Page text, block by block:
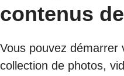
contenus
Vous pouvez démarrer
collection de photos,